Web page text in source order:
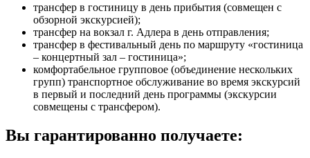
трансфер в гостиницу в день прибытия (совмещен с
обзорной экскурсией);
трансфер на вокзал г. Адлера в день отправления;
трансфер в фестивальный день по маршруту «гостиница
– концертный зал – гостиница»;
комфортабельное групповое (объединение нескольких
групп) транспортное обслуживание во время экскурсий
в первый и последний день программы (экскурсии
совмещены с трансфером).
Вы гарантированно получаете: